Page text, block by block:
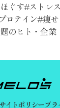
ぐす ストレ
ロテイン 痩せ
のヒト・企業
イトポリシープ